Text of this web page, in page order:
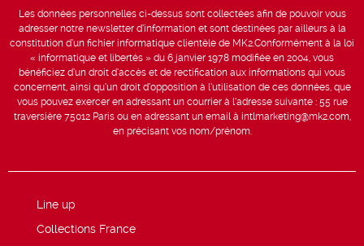
Les données personnelles ci-dessus sont collectées afin de pouvoir vous
adresser notre newsletter d’information et sont destinées par ailleurs à la
constitution d’un fichier informatique clientèle de MK2.Conformément à la loi
« informatique et libertés » du 6 janvier 1978 modifiée en 2004, vous
bénéficiez d’un droit d’accès et de rectification aux informations qui vous
concernent, ainsi qu’un droit d’opposition à l’utilisation de ces données, que
vous pouvez exercer en adressant un courrier à l’adresse suivante : 55 rue
traversière 75012 Paris ou en adressant un email à intlmarketing@mk2.com,
en précisant vos nom/prénom.
Line up
Collections France